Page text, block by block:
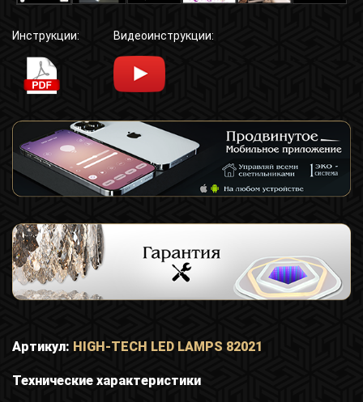
Инструкции: Видеоинструкции:
Артикул: HIGH-TECH LED LAMPS 82021
Технические характеристики